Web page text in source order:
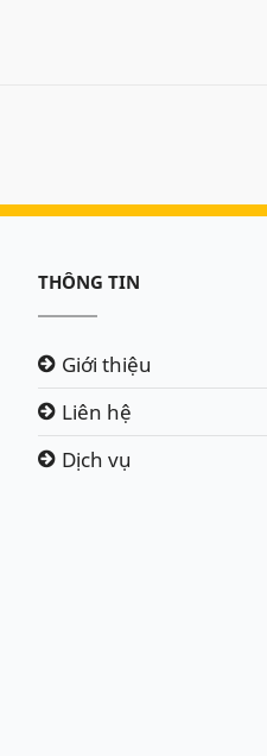
THÔNG TIN
Giới thiệu
Liên hệ
Dịch vụ